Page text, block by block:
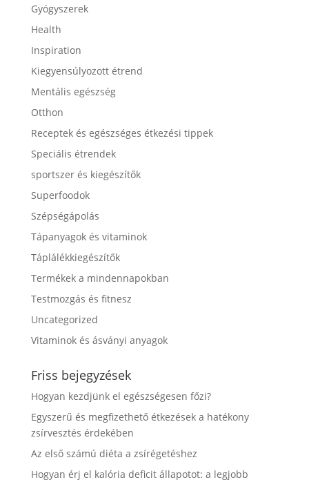
Gyógyszerek
Health
Inspiration
Kiegyensúlyozott étrend
Mentális egészség
Otthon
Receptek és egészséges étkezési tippek
Speciális étrendek
sportszer és kiegészítők
Superfoodok
Szépségápolás
Tápanyagok és vitaminok
Táplálékkiegészítők
Termékek a mindennapokban
Testmozgás és fitnesz
Uncategorized
Vitaminok és ásványi anyagok
Friss bejegyzések
Hogyan kezdjünk el egészségesen főzi?
Egyszerű és megfizethető étkezések a hatékony
zsírvesztés érdekében
Az első számú diéta a zsírégetéshez
Hogyan érj el kalória deficit állapotot: a legjobb